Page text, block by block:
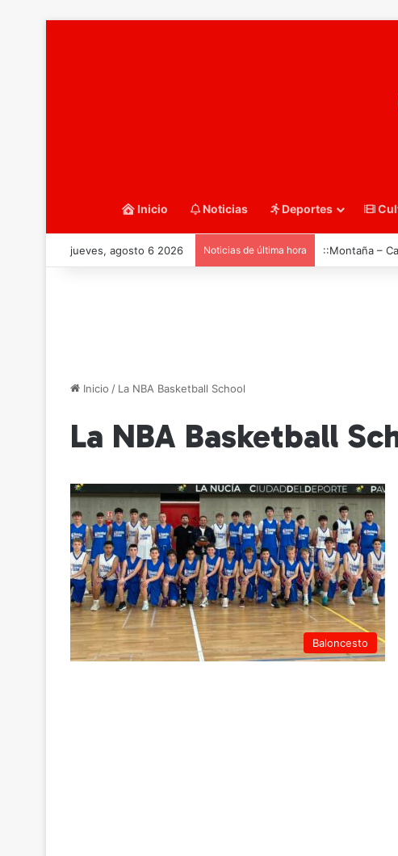
Inicio Noticias Deportes
jueves, agosto 6 2026 Noticias de última hora ::Montaña –
Inicio / La NBA Basketball School
La NBA Basketball
Baloncesto